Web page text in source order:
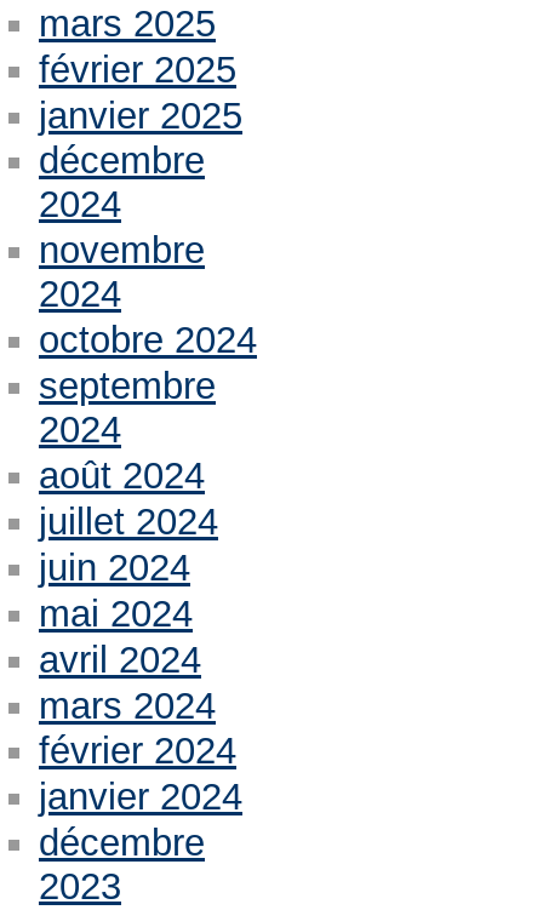
mars 2025
février 2025
janvier 2025
décembre
2024
novembre
2024
octobre 2024
septembre
2024
août 2024
juillet 2024
juin 2024
mai 2024
avril 2024
mars 2024
février 2024
janvier 2024
décembre
2023